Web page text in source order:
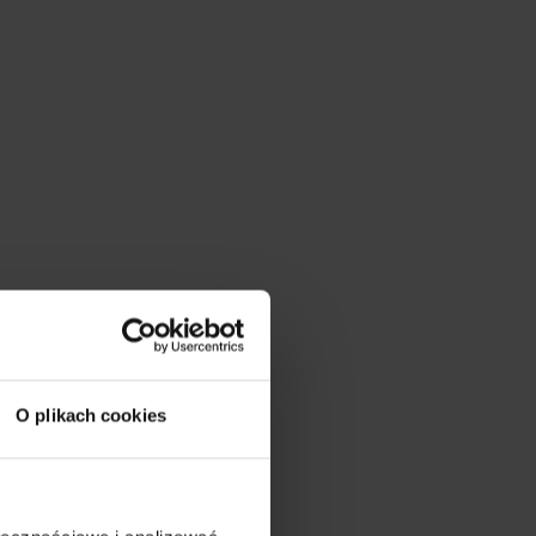
O plikach cookies